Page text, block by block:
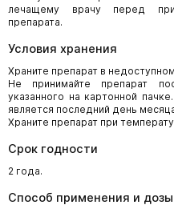
лечащему врачу перед
препарата.
Условия хранения
Храните препарат в
Не принимайте препарат
указанного на картонной
является последний день
Храните препарат при
Срок годности
2 года.
Способ применения и дозы